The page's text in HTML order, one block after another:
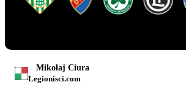
Mikołaj Ciura
Legionisci.com